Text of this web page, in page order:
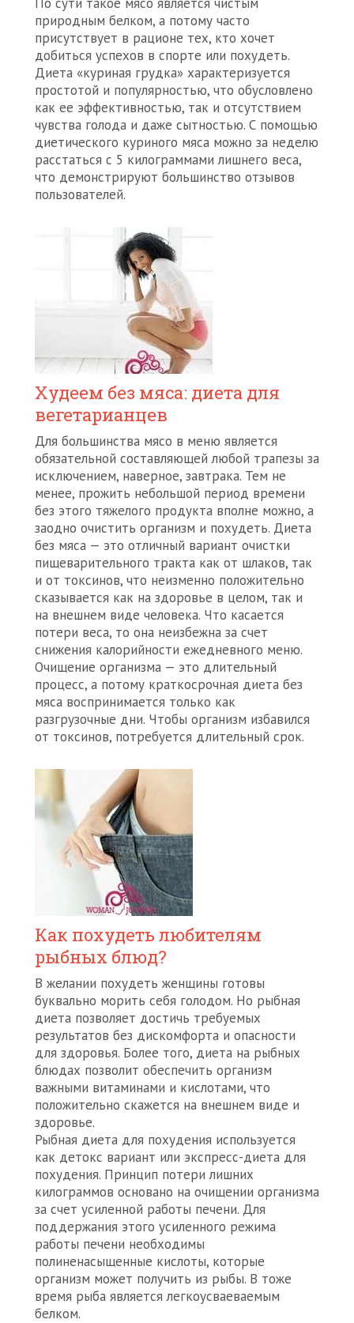
природным белком, а потому часто
присутствует в рационе тех, кто хочет
добиться успехов в спорте или похудеть.
Диета «куриная грудка» характеризуется
простотой и популярностью, что обусловлено
как ее эффективностью, так и отсутствием
чувства голода и даже сытностью. С помощью
диетического куриного мяса можно за неделю
расстаться с 5 килограммами лишнего веса,
что демонстрируют большинство отзывов
пользователей.
Худеем без мяса: диета для
вегетарианцев
Для большинства мясо в меню является
обязательной составляющей любой трапезы за
исключением, наверное, завтрака. Тем не
менее, прожить небольшой период времени
без этого тяжелого продукта вполне можно, а
заодно очистить организм и похудеть. Диета
без мяса — это отличный вариант очистки
пищеварительного тракта как от шлаков, так
и от токсинов, что неизменно положительно
сказывается как на здоровье в целом, так и
на внешнем виде человека. Что касается
потери веса, то она неизбежна за счет
снижения калорийности ежедневного меню.
Очищение организма — это длительный
процесс, а потому краткосрочная диета без
мяса воспринимается только как
разгрузочные дни. Чтобы организм избавился
от токсинов, потребуется длительный срок.
Как похудеть любителям
рыбных блюд?
В желании похудеть женщины готовы
буквально морить себя голодом. Но рыбная
диета позволяет достичь требуемых
результатов без дискомфорта и опасности
для здоровья. Более того, диета на рыбных
блюдах позволит обеспечить организм
важными витаминами и кислотами, что
положительно скажется на внешнем виде и
здоровье.
Рыбная диета для похудения используется
как детокс вариант или экспресс-диета для
похудения. Принцип потери лишних
килограммов основано на очищении организма
за счет усиленной работы печени. Для
поддержания этого усиленного режима
работы печени необходимы
полиненасыщенные кислоты, которые
организм может получить из рыбы. В тоже
время рыба является легкоусваеваемым
белком.